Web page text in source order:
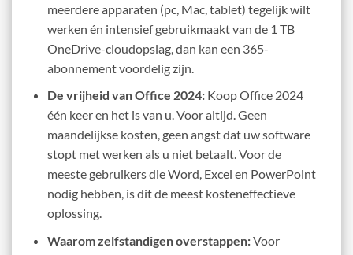
meerdere apparaten (pc, Mac, tablet) tegelijk wilt
werken én intensief gebruikmaakt van de 1 TB
OneDrive-cloudopslag, dan kan een 365-
abonnement voordelig zijn.
De vrijheid van Office 2024:Koop Office 2024
één keer en het is van u. Voor altijd. Geen
maandelijkse kosten, geen angst dat uw software
stopt met werken als u niet betaalt. Voor de
meeste gebruikers die Word, Excel en PowerPoint
nodig hebben, is dit de meest kosteneffectieve
oplossing.
Waarom zelfstandigen overstappen:Voor